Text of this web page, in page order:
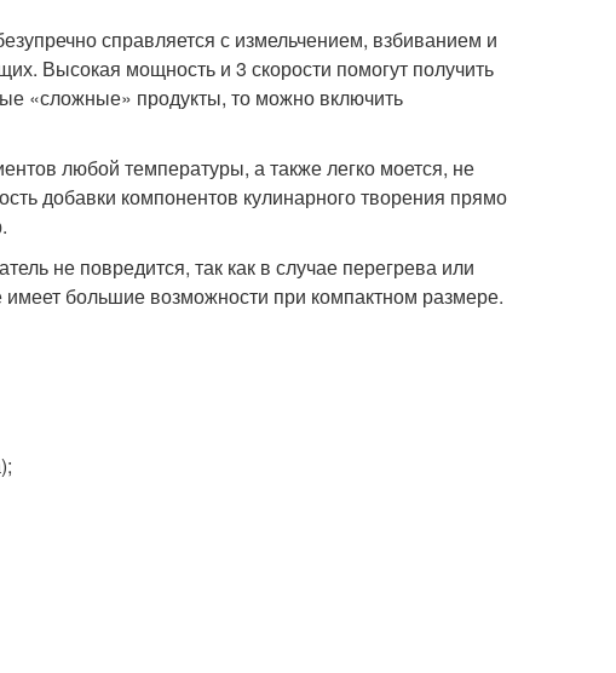
справляется с измельчением, взбиванием и
Высокая мощность и 3 скорости помогут получить
«сложные» продукты, то можно включить
любой температуры, а также легко моется, не
добавки компонентов кулинарного творения прямо
не повредится, так как в случае перегрева или
имеет большие возможности при компактном размере.